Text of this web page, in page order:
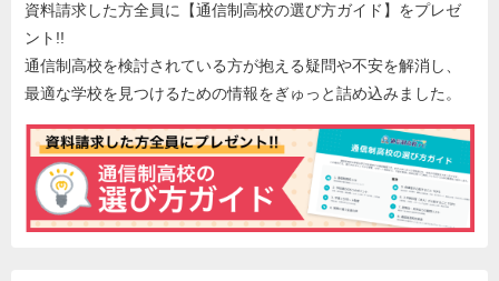
資料請求した方全員に【通信制高校の選び方ガイド】をプレゼ
ント!!
通信制高校を検討されている方が抱える疑問や不安を解消し、
最適な学校を見つけるための情報をぎゅっと詰め込みました。